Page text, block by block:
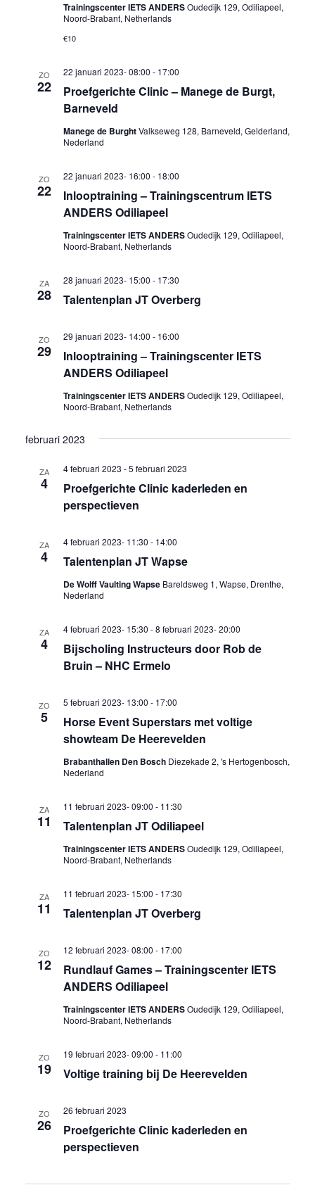
Trainingscenter IETS ANDERSOudedijk 129, Odiliapeel,
Noord-Brabant, Netherlands
€10
ZO
22
Proefgerichte Clinic – Manege de Burgt,
Barneveld
22 januari 2023- 08:00 - 17:00
Manege de BurghtValkseweg 128, Barneveld, Gelderland,
Nederland
ZO
22
Inlooptraining – Trainingscentrum IETS
ANDERS Odiliapeel
22 januari 2023- 16:00 - 18:00
Trainingscenter IETS ANDERSOudedijk 129, Odiliapeel,
Noord-Brabant, Netherlands
ZA
28 Talentenplan JT Overberg
28 januari 2023- 15:00 - 17:30
ZO
29
Inlooptraining – Trainingscenter IETS
ANDERS Odiliapeel
29 januari 2023- 14:00 - 16:00
Trainingscenter IETS ANDERSOudedijk 129, Odiliapeel,
Noord-Brabant, Netherlands
februari 2023
ZA
4
Proefgerichte Clinic kaderleden en
perspectieven
4 februari 2023 -5 februari 2023
ZA
4 Talentenplan JT Wapse
4 februari 2023- 11:30 - 14:00
De Wolff Vaulting Wapse Bareldsweg 1, Wapse, Drenthe,
Nederland
ZA
4
Bijscholing Instructeurs door Rob de
Bruin – NHC Ermelo
4 februari 2023- 15:30 -8 februari 2023- 20:00
ZO
5
Horse Event Superstars met voltige
showteam De Heerevelden
5 februari 2023- 13:00 - 17:00
Brabanthallen Den Bosch Diezekade 2, 's Hertogenbosch,
Nederland
ZA
11 Talentenplan JT Odiliapeel
11 februari 2023- 09:00 - 11:30
Trainingscenter IETS ANDERSOudedijk 129, Odiliapeel,
Noord-Brabant, Netherlands
ZA
11 Talentenplan JT Overberg
11 februari 2023- 15:00 - 17:30
ZO
12
Rundlauf Games – Trainingscenter IETS
ANDERS Odiliapeel
12 februari 2023- 08:00 - 17:00
Trainingscenter IETS ANDERSOudedijk 129, Odiliapeel,
Noord-Brabant, Netherlands
ZO
19 Voltige training bij De Heerevelden
19 februari 2023- 09:00 - 11:00
ZO
26
Proefgerichte Clinic kaderleden en
perspectieven
26 februari 2023